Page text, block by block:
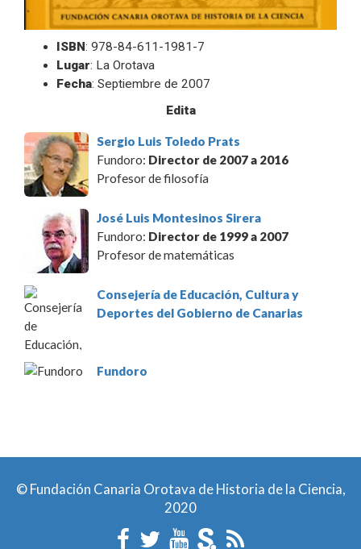
ISBN: 978-84-611-1981-7
Lugar: La Orotava
Fecha: Septiembre de 2007
Edita
Sergio Luis Toledo Prats
Fundoro: Director de 2007 a 2016
Profesor de filosofía
José Luis Montesinos Sirera
Fundoro: Director de 1999 a 2007
Profesor de matemáticas
Consejería de Educación, Cultura y
Deportes del Gobierno de Canarias
Fundoro
© Fundación Canaria Orotava de Historia de la Ciencia,
2020